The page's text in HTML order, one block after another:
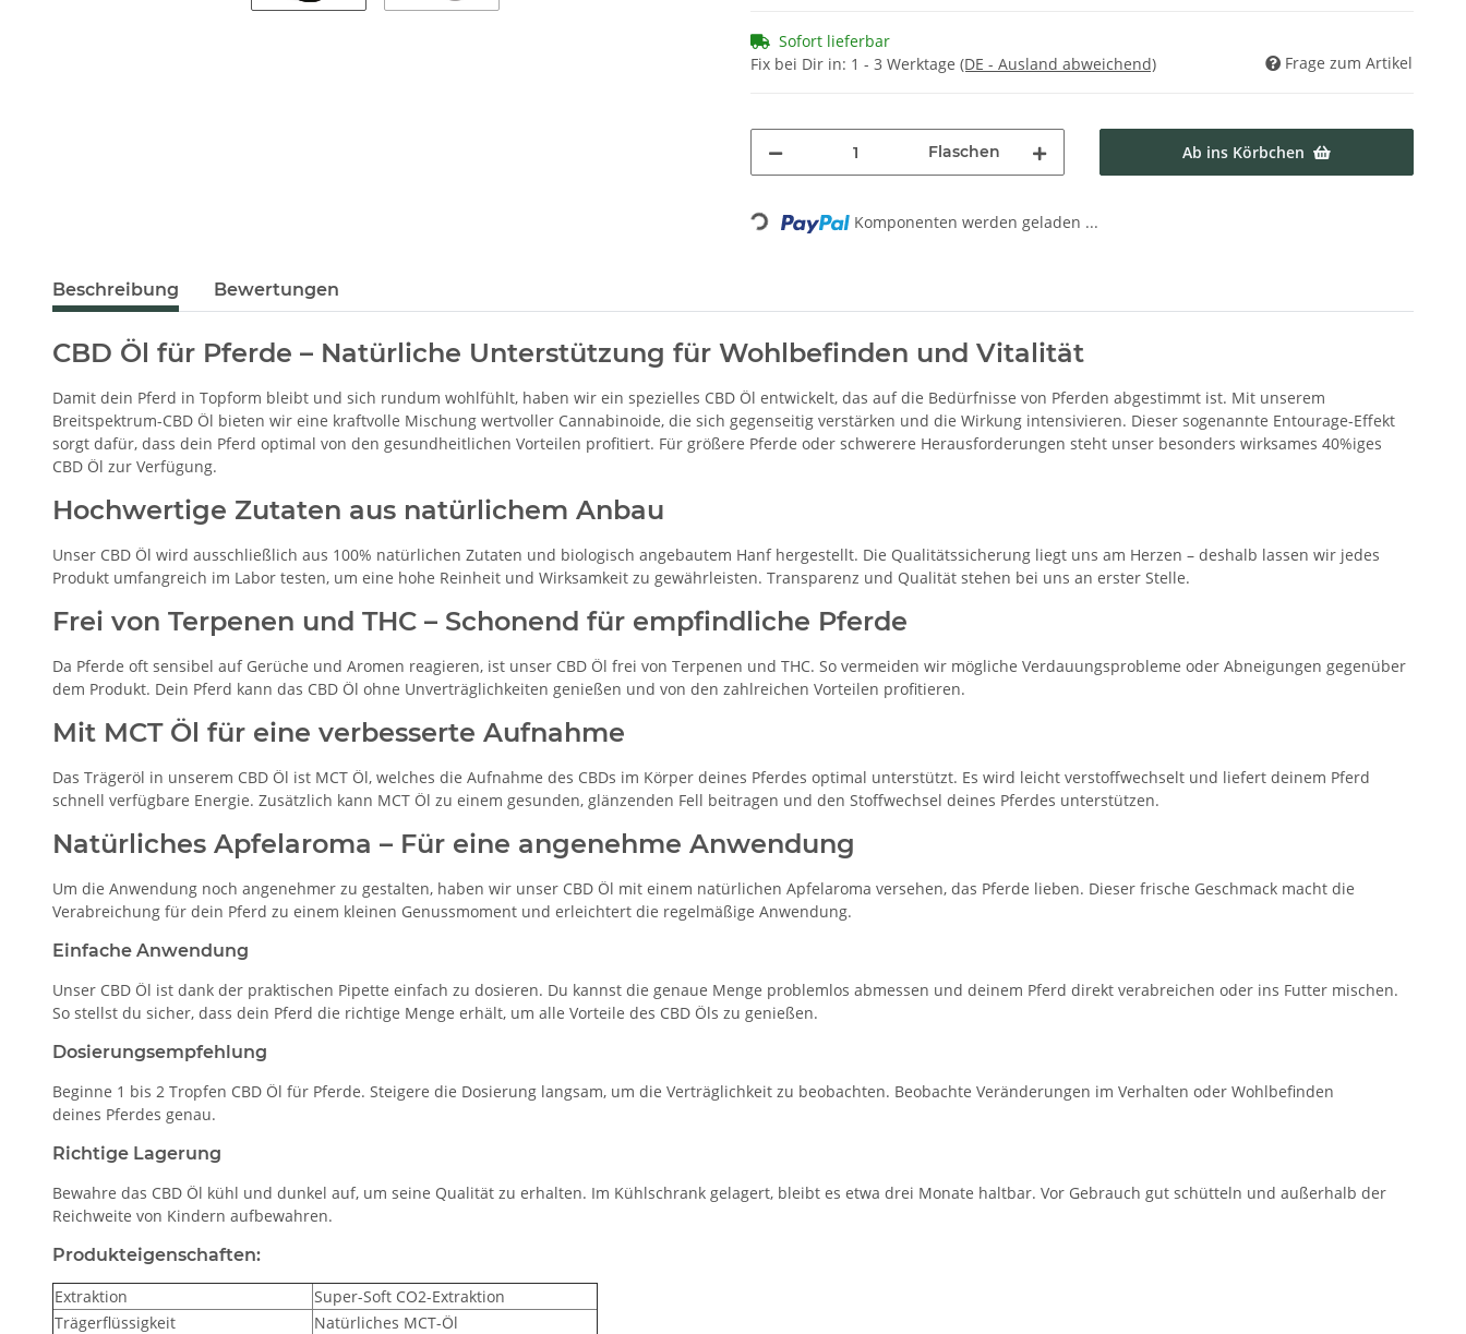
Sofort lieferbar
Fix bei Dir in: 1 - 3 Werktage (DE - Ausland abweichend) Frage zum Artikel
Flaschen Ab ins Körbchen
Loading... Komponenten werden geladen ...
Beschreibung Bewertungen
CBD Öl für Pferde – Natürliche Unterstützung für Wohlbefinden und Vitalität
Damit dein Pferd in Topform bleibt und sich rundum wohlfühlt, haben wir ein spezielles CBD Öl entwickelt, das auf die Bedürfnisse von Pferden abgestimmt ist. Mit unserem
Breitspektrum-CBD Öl bieten wir eine kraftvolle Mischung wertvoller Cannabinoide, die sich gegenseitig verstärken und die Wirkung intensivieren. Dieser sogenannte Entourage-Effekt
sorgt dafür, dass dein Pferd optimal von den gesundheitlichen Vorteilen profitiert. Für größere Pferde oder schwerere Herausforderungen steht unser besonders wirksames 40%iges
CBD Öl zur Verfügung.
Hochwertige Zutaten aus natürlichem Anbau
Unser CBD Öl wird ausschließlich aus 100% natürlichen Zutaten und biologisch angebautem Hanf hergestellt. Die Qualitätssicherung liegt uns am Herzen – deshalb lassen wir jedes
Produkt umfangreich im Labor testen, um eine hohe Reinheit und Wirksamkeit zu gewährleisten. Transparenz und Qualität stehen bei uns an erster Stelle.
Frei von Terpenen und THC – Schonend für empfindliche Pferde
Da Pferde oft sensibel auf Gerüche und Aromen reagieren, ist unser CBD Öl frei von Terpenen und THC. So vermeiden wir mögliche Verdauungsprobleme oder Abneigungen gegenüber
dem Produkt. Dein Pferd kann das CBD Öl ohne Unverträglichkeiten genießen und von den zahlreichen Vorteilen profitieren.
Mit MCT Öl für eine verbesserte Aufnahme
Das Trägeröl in unserem CBD Öl ist MCT Öl, welches die Aufnahme des CBDs im Körper deines Pferdes optimal unterstützt. Es wird leicht verstoffwechselt und liefert deinem Pferd
schnell verfügbare Energie. Zusätzlich kann MCT Öl zu einem gesunden, glänzenden Fell beitragen und den Stoffwechsel deines Pferdes unterstützen.
Natürliches Apfelaroma – Für eine angenehme Anwendung
Um die Anwendung noch angenehmer zu gestalten, haben wir unser CBD Öl mit einem natürlichen Apfelaroma versehen, das Pferde lieben. Dieser frische Geschmack macht die
Verabreichung für dein Pferd zu einem kleinen Genussmoment und erleichtert die regelmäßige Anwendung.
Einfache Anwendung
Unser CBD Öl ist dank der praktischen Pipette einfach zu dosieren. Du kannst die genaue Menge problemlos abmessen und deinem Pferd direkt verabreichen oder ins Futter mischen.
So stellst du sicher, dass dein Pferd die richtige Menge erhält, um alle Vorteile des CBD Öls zu genießen.
Dosierungsempfehlung
Beginne 1 bis 2 Tropfen CBD Öl für Pferde. Steigere die Dosierung langsam, um die Verträglichkeit zu beobachten. Beobachte Veränderungen im Verhalten oder Wohlbefinden
deines Pferdes genau.
Richtige Lagerung
Bewahre das CBD Öl kühl und dunkel auf, um seine Qualität zu erhalten. Im Kühlschrank gelagert, bleibt es etwa drei Monate haltbar. Vor Gebrauch gut schütteln und außerhalb der
Reichweite von Kindern aufbewahren.
Produkteigenschaften:
Extraktion
Super-Soft CO2-Extraktion
Trägerflüssigkeit
Natürliches MCT-Öl